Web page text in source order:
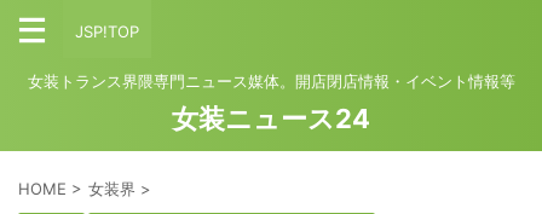
JSP!TOP
女装トランス界隈専門ニュース媒体。開店閉店情報・イベント情報等
女装ニュース24
HOME > 女装界 >